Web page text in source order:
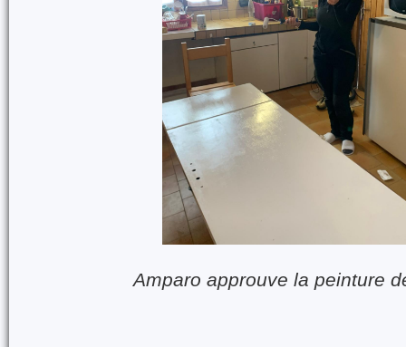
Amparo approuve la peinture